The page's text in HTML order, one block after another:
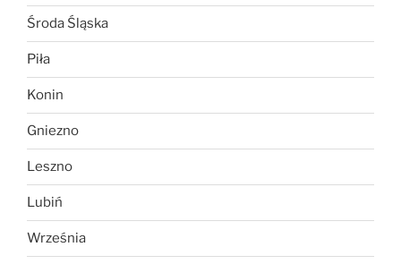
Środa Śląska
Piła
Konin
Gniezno
Leszno
Lubiń
Września